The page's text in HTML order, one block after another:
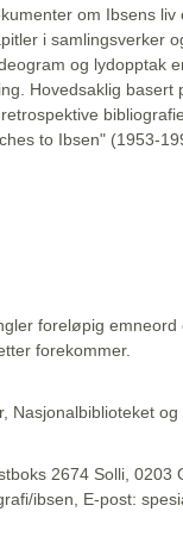
om Ibsens
i samlingsverker
og lydopptak
Hovedsaklig
to Ibsen" (1953-
foreløpig
forekommer.
Nasjonalbiblioteket og
2674 Solli, 0203
ibsen, E-post: